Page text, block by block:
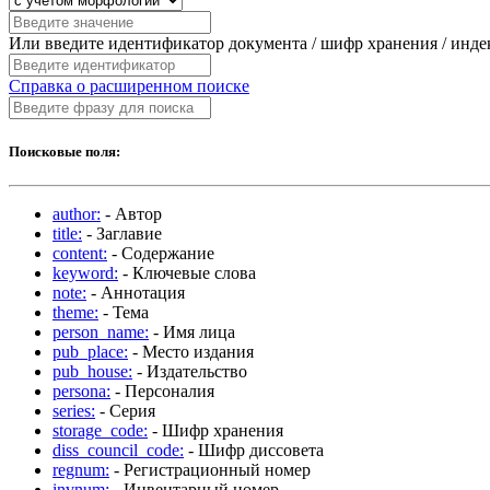
Или введите идентификатор документа / шифр хранения /
Справка о расширенном поиске
Поисковые поля:
author: - Автор
title: - Заглавие
content: - Содержание
keyword: - Ключевые слова
note: - Аннотация
theme: - Тема
person_name: - Имя лица
pub_place: - Место издания
pub_house: - Издательство
persona: - Персоналия
series: - Серия
storage_code: - Шифр хранения
diss_council_code: - Шифр диссовета
regnum: - Регистрационный номер